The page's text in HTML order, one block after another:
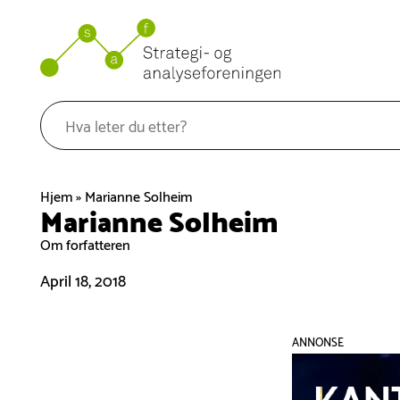
Hjem»Marianne Solheim
Marianne Solheim
Om forfatteren
April 18, 2018
ANNONSE